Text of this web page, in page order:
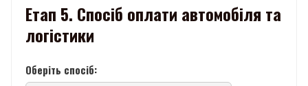
Етап 5. Спосіб оплати автомобіля та
логістики
Оберіть спосіб: